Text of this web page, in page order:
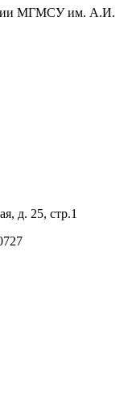
МГМСУ им. А.И.
д. 25, стр.1